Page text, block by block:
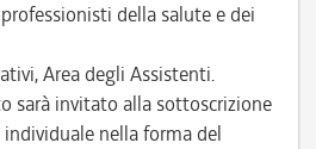
della salute e dei
Area degli Assistenti.
sarà invitato alla sottoscrizione
nella forma del